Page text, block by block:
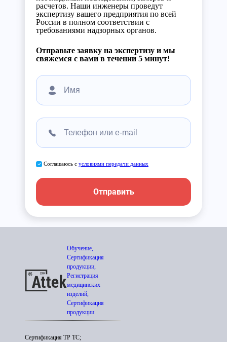
расчетов. Наши инженеры проведут
экспертизу вашего предприятия по всей
России в полном соответствии с
требованиями надзорных органов.
Отправьте заявку на экспертизу и мы
свяжемся с вами в течении 5 минут!
Соглашаюсь с условиями передачи данных
Отправить
Обучение,
Сертификация
продукции,
Регистрация
медицинских
изделий,
Сертификация
продукции
Сертификация ТР ТС;